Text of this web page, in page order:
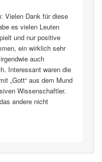
Vielen Dank für diese
es vielen Leuten
und nur positive
ein wirklich sehr
auch
Interessant waren die
„Gott“ aus dem Mund
Wissenschaftler.
andere nicht